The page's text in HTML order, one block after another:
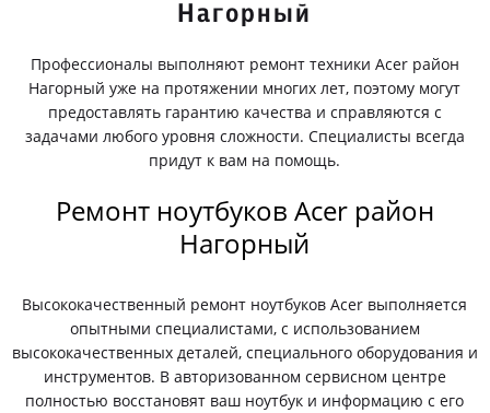
Нагорный
Профессионалы выполняют ремонт техники Acer район
Нагорный уже на протяжении многих лет, поэтому могут
предоставлять гарантию качества и справляются с
задачами любого уровня сложности. Специалисты всегда
придут к вам на помощь.
Ремонт ноутбуков Acer район
Нагорный
Высококачественный ремонт ноутбуков Acer выполняется
опытными специалистами, с использованием
высококачественных деталей, специального оборудования и
инструментов. В авторизованном сервисном центре
полностью восстановят ваш ноутбук и информацию с его